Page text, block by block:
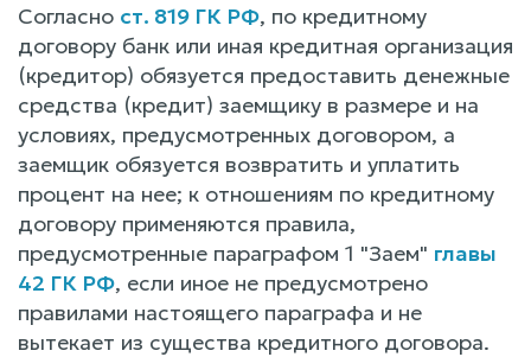
Согласно ст. 819 ГК РФ, по кредитному
договору банк или иная кредитная организация
(кредитор) обязуется предоставить денежные
средства (кредит) заемщику в размере и на
условиях, предусмотренных договором, а
заемщик обязуется возвратить и уплатить
процент на нее; к отношениям по кредитному
договору применяются правила,
предусмотренные параграфом 1 "Заем" главы
42 ГК РФ, если иное не предусмотрено
правилами настоящего параграфа и не
вытекает из существа кредитного договора.